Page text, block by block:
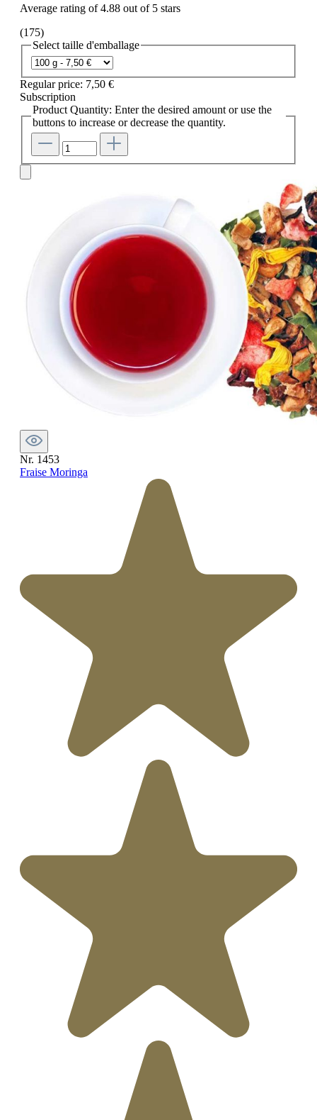
Average rating of 4.88 out of 5 stars
(175)
Select taille d'emballage
Regular price: 7,50 €
Subscription
Product Quantity: Enter the desired amount or use the
buttons to increase or decrease the quantity.
Nr. 1453
Fraise Moringa